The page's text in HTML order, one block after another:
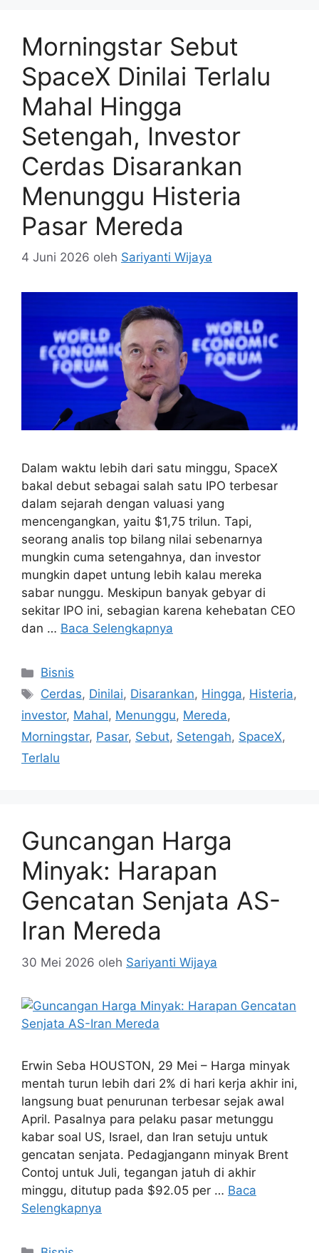
Morningstar Sebut
SpaceX Dinilai Terlalu
Mahal Hingga
Setengah, Investor
Cerdas Disarankan
Menunggu Histeria
Pasar Mereda
4 Juni 2026 oleh Sariyanti Wijaya
Dalam waktu lebih dari satu minggu, SpaceX
bakal debut sebagai salah satu IPO terbesar
dalam sejarah dengan valuasi yang
mencengangkan, yaitu $1,75 trilun. Tapi,
seorang analis top bilang nilai sebenarnya
mungkin cuma setengahnya, dan investor
mungkin dapet untung lebih kalau mereka
sabar nunggu. Meskipun banyak gebyar di
sekitar IPO ini, sebagian karena kehebatan CEO
dan … Baca Selengkapnya
Kategori
Bisnis
Tag
Cerdas, Dinilai, Disarankan, Hingga, Histeria,
investor, Mahal, Menunggu, Mereda,
Morningstar, Pasar, Sebut, Setengah, SpaceX,
Terlalu
Guncangan Harga
Minyak: Harapan
Gencatan Senjata AS-
Iran Mereda
30 Mei 2026 oleh Sariyanti Wijaya
Erwin Seba HOUSTON, 29 Mei – Harga minyak
mentah turun lebih dari 2% di hari kerja akhir ini,
langsung buat penurunan terbesar sejak awal
April. Pasalnya para pelaku pasar metunggu
kabar soal US, Israel, dan Iran setuju untuk
gencatan senjata. Pedagjangann minyak Brent
Contoj untuk Juli, tegangan jatuh di akhir
minggu, ditutup pada $92.05 per … Baca
Selengkapnya
Kategori